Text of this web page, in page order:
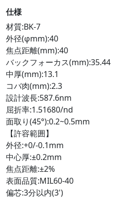
仕様
材質:BK-7
外径(φmm):40
焦点距離(mm):40
バックフォーカス(mm):35.44
中厚(mm):13.1
コバ肉(mm):2.3
設計波長:587.6nm
屈折率:1.51680/nd
面取り(45°):0.2~0.5mm
【許容範囲】
外径:+0/-0.1mm
中心厚:±0.2mm
焦点距離:±2%
表面品質:MIL60-40
偏芯:3分以内(3')